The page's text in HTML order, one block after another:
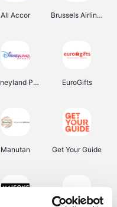
All Accor Brussels Airlines
Disneyland Paris EuroGifts
Manutan Get Your Guide